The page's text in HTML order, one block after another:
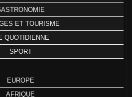
ET TOURISME
QUOTIDIENNE
SPORT
EUROPE
AFRIQUE